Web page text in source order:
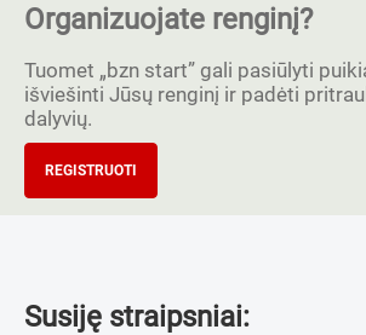
Organizuojate renginį?
Tuomet „bzn start” gali pasiūlyti
išviešinti Jūsų renginį ir padėti
dalyvių.
REGISTRUOTI
Susiję straipsniai: